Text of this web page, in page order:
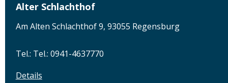
Alter Schlachthof
Am Alten Schlachthof 9, 93055 Regensburg
Tel.: Tel.: 0941-4637770
Details